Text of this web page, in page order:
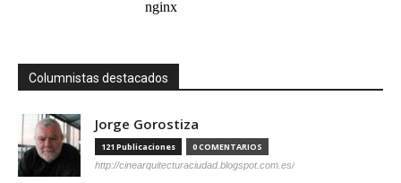
Columnistas destacados
Jorge Gorostiza
121 Publicaciones 0 COMENTARIOS
http://cinearquitecturaciudad.blogspot.com.es/